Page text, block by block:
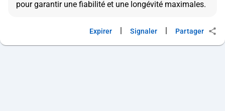
Expirer | Signaler | Partager